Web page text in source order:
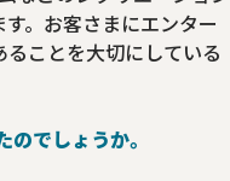
。お客さまにエンター
ことを大切にしている
でしょうか。